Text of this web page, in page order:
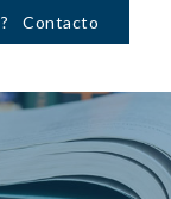
Contacto